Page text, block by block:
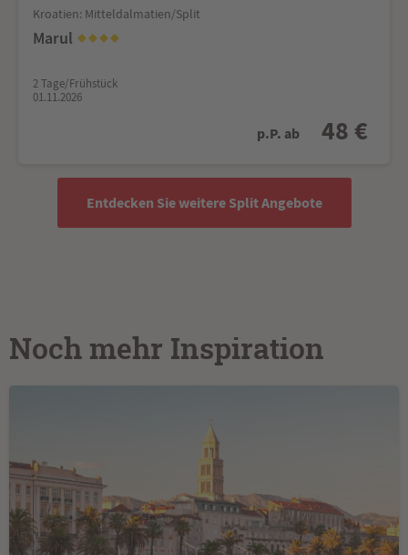
Kroatien: Mitteldalmatien/Split
Marul
2 Tage/Frühstück
01.11.2026
p.P. ab 48 €
Entdecken Sie weitere Split Angebote
Noch mehr Inspiration